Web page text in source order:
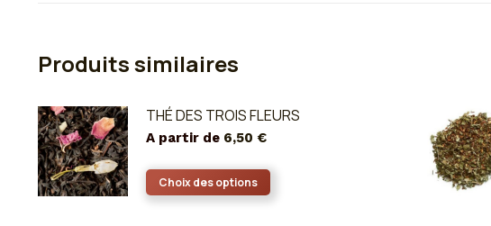
Produits similaires
THÉ DES TROIS FLEURS
A partir de 6,50 €
Choix des options
produit